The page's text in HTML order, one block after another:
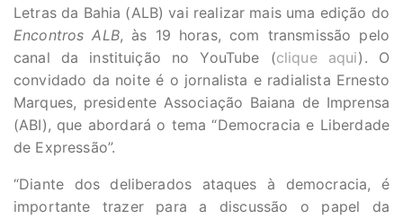
Letras da Bahia (ALB) vai realizar mais uma edição do
Encontros ALB, às 19 horas, com transmissão pelo
canal da instituição no YouTube (clique aqui). O
convidado da noite é o jornalista e radialista Ernesto
Marques, presidente Associação Baiana de Imprensa
(ABI), que abordará o tema “Democracia e Liberdade
de Expressão”.
“Diante dos deliberados ataques à democracia, é
importante trazer para a discussão o papel da